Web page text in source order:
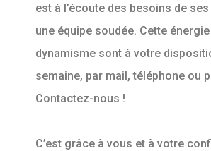
est à l’écoute des besoins de ses
une équipe soudée. Cette
dynamisme sont à votre
semaine, par mail, téléphone ou
Contactez-nous !
C’est grâce à vous et à votre